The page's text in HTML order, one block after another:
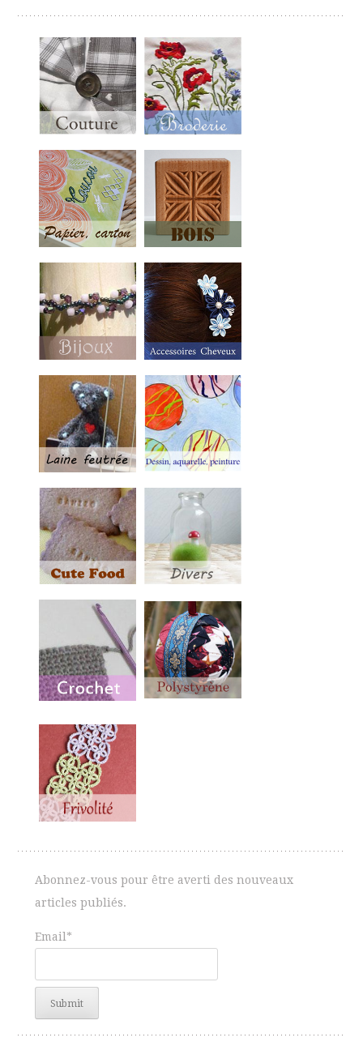
Abonnez-vous pour être averti des nouveaux
articles publiés.
Email*